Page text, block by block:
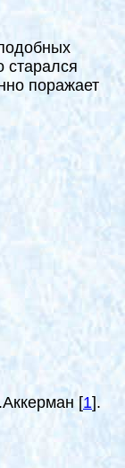
старался
поражает
[1].